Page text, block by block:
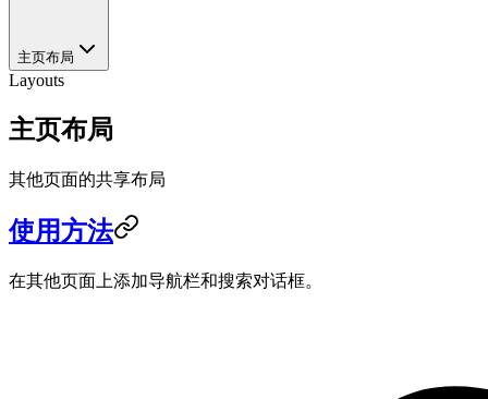
主页布局
Layouts
主页布局
其他页面的共享布局
使用方法
在其他页面上添加导航栏和搜索对话框。